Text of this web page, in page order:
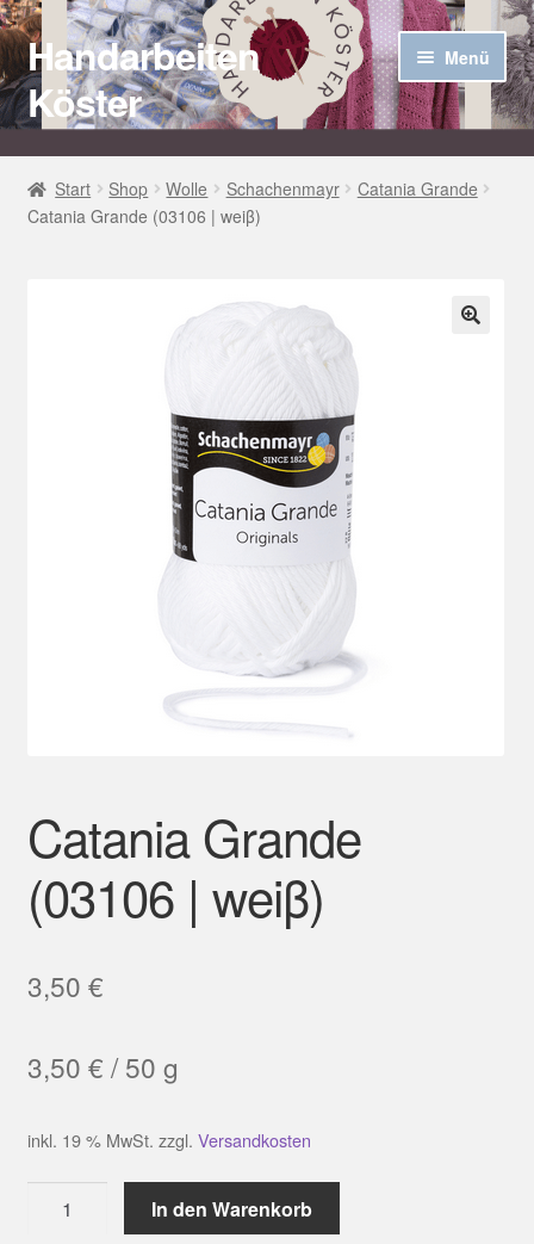
Zur
Navigation
springen
Zum
Inhalt
springen
Handarbeiten
Köster
Menü
Startseite
Über uns
Start Shop Wolle Schachenmayr
Catania Grande
Catania Grande (03106 | weiβ)
Catania Grande
(03106 | weiβ)
3,50 €
3,50 € /50 g
inkl. 19 % MwSt. zzgl. Versandkosten
Grande
In den Warenkorb